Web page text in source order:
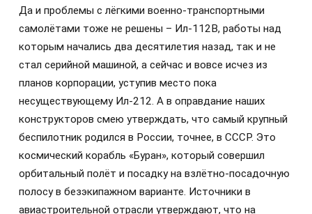
Да и проблемы с лёгкими военно-транспортными
самолётами тоже не решены – Ил-112В, работы над
которым начались два десятилетия назад, так и не
стал серийной машиной, а сейчас и вовсе исчез из
планов корпорации, уступив место пока
несуществующему Ил-212. А в оправдание наших
конструкторов смею утверждать, что самый крупный
беспилотник родился в России, точнее, в СССР. Это
космический корабль «Буран», который совершил
орбитальный полёт и посадку на взлётно-посадочную
полосу в безэкипажном варианте. Источники в
авиастроительной отрасли утверждают, что на